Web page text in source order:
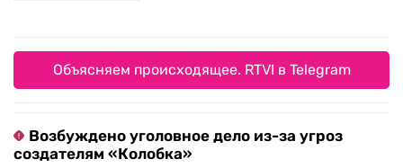
Объясняем происходящее. RTVI в Telegram
Возбуждено уголовное дело из-за угроз
создателям «Колобка»